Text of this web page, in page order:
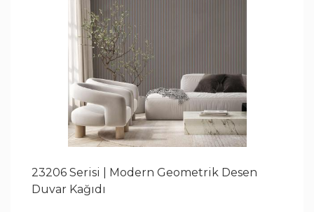
23206 Serisi | Modern Geometrik Desen
Duvar Kağıdı